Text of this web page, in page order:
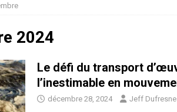
2024
Le défi du transport
l’inestimable en
décembre 28, 2024 Jeff